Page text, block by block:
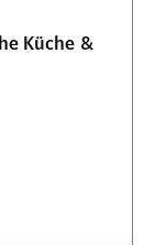
Küche &